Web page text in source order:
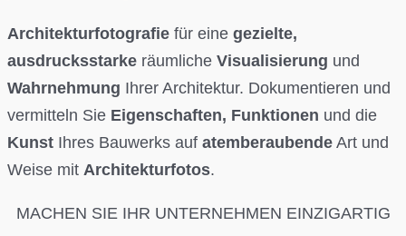
Architekturfotografie für eine gezielte,
ausdrucksstarke räumliche Visualisierung und
Wahrnehmung Ihrer Architektur. Dokumentieren und
vermitteln Sie Eigenschaften, Funktionen und die
Kunst Ihres Bauwerks auf atemberaubendeArt und
Weise mit Architekturfotos.
MACHEN SIE IHR UNTERNEHMEN EINZIGARTIG